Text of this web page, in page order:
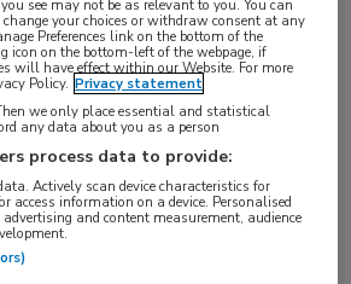
van doxycycline na
bij transgendervrouwen en
hebben met mannen, de
,sekseverschillen
see may not be as relevant to you. You can
your choices or withdraw consent at any
Preferences link on the bottom of the
icon on the bottom-left of the webpage, if
will have effect within our Website. For more
Policy. Privacy statement
we only place essential and statistical
any data about you as a person
process data to provide:
Actively scan device characteristics for
access information on a device. Personalised
and content measurement, audience